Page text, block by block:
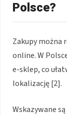
Polsce?
Zakupy można
online. W
e-sklep, co
lokalizację [2].
Wskazywane